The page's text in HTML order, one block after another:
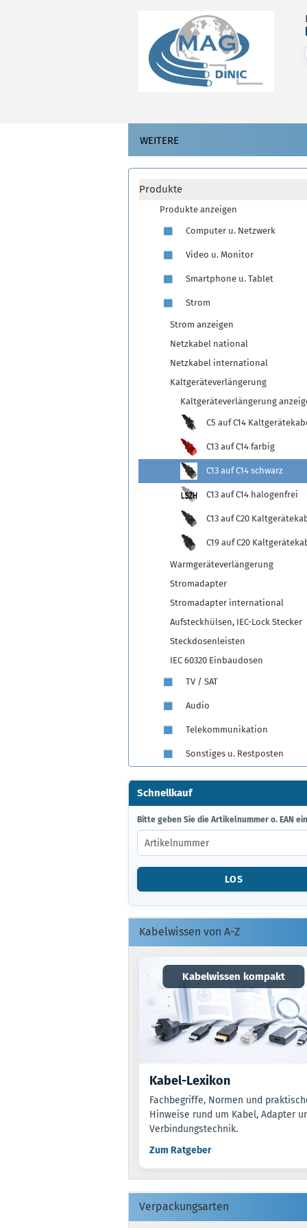
WEITERE
Produkte
Produkte anzeigen
Computer u. Netzwerk
Video u. Monitor
Smartphone u. Tablet
Strom
Strom anzeigen
Netzkabel national
Netzkabel international
Kaltgeräteverlängerung
Kaltgeräteverlängerung
C5 auf C14
C13 auf C14 farbig
C13 auf C14 schwarz
C13 auf C14 halogenfrei
C13 auf C20
C19 auf C20
Warmgeräteverlängerung
Stromadapter
Stromadapter international
Aufsteckhülsen, IEC-Lock Stecker
Steckdosenleisten
IEC 60320 Einbaudosen
TV / SAT
Audio
Telekommunikation
Sonstiges u. Restposten
Schnellkauf
BITTE
GEBEN
SIE
DIE
ARTIKELNUMMER
EAN
EIN.
Bitte geben Sie die Artikelnummer o. EAN
LOS
Kabelwissen von A-Z
Kabelwissen kompakt
Kabel-Lexikon
Fachbegriffe, Normen und
Hinweise rund um Kabel, Adapter
Verbindungstechnik.
Zum Ratgeber
Verpackungsarten